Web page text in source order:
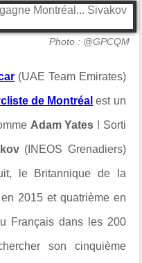
Photo : @GPCQM
(UAE Team Emirates)
de Montréal est un
Adam Yates ! Sorti
(INEOS Grenadiers)
le Britannique de la
2015 et quatrième en
Français dans les 200
son cinquième